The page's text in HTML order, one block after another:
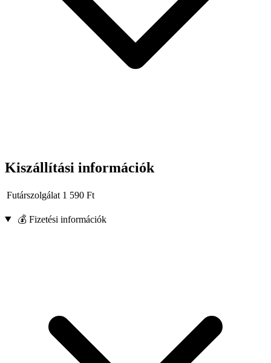
Kiszállítási információk
Futárszolgálat 1 590 Ft
💰 Fizetési információk